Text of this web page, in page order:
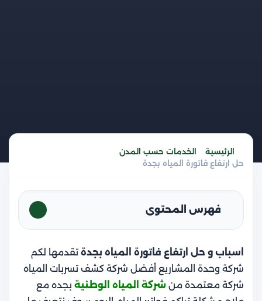
الرئيسية
الخدمات حسب المدن
حل ارتفاع فاتورة المياه بجدة
فهرس المحتوى
اسباب و حل ارتفاع فاتورة المياه بجدة تقدمها لكم
شركة وحدة المشاريع أفضل شركة كشف تسربات المياه
شركة معتمدة من شركة المياه الوطنية بجده مع